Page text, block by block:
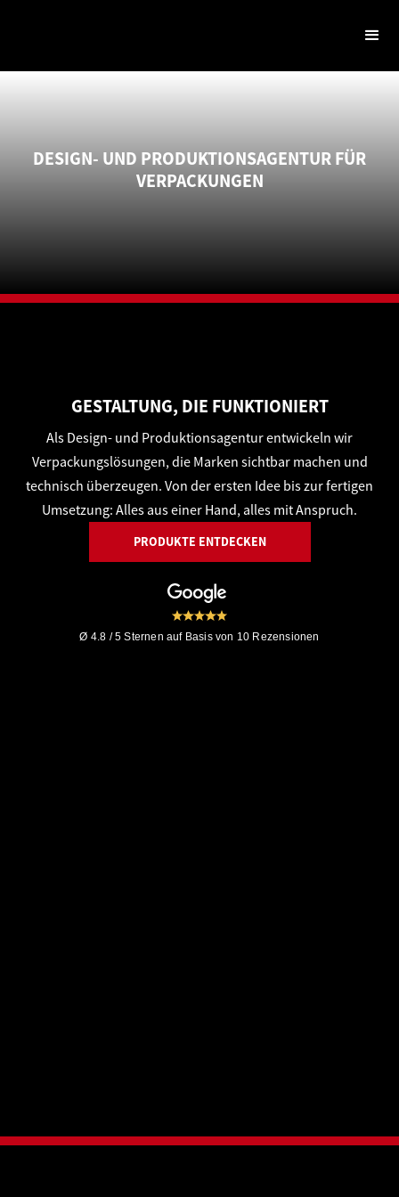
DESIGN- UND PRODUKTIONSAGENTUR FÜR
VERPACKUNGEN
GESTALTUNG, DIE FUNKTIONIERT
Als Design- und Produktionsagentur entwickeln wir
Verpackungslösungen, die Marken sichtbar machen und
technisch überzeugen. Von der ersten Idee bis zur fertigen
Umsetzung: Alles aus einer Hand, alles mit Anspruch.
PRODUKTE ENTDECKEN
Ø 4.8 / 5 Sternen auf Basis von 10 Rezensionen